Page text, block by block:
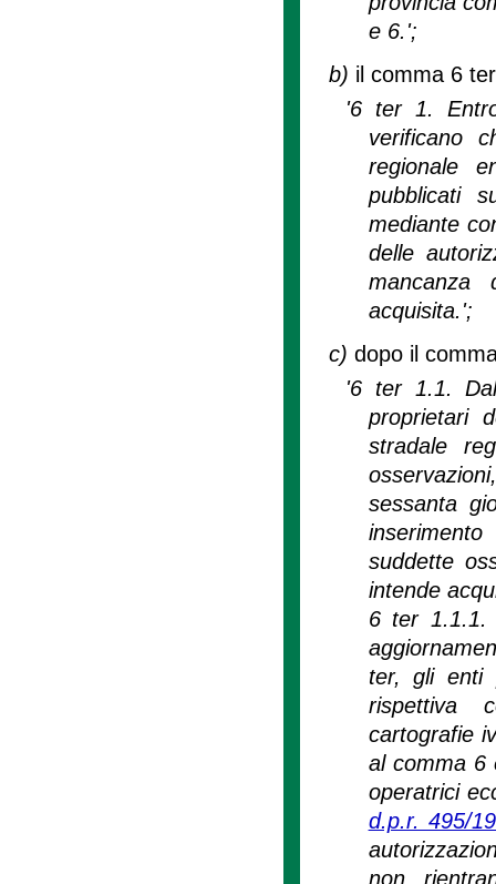
e 6.';
b) il comma 6
'6 ter 1.
verificano
regionale
pubblicati
mediante
delle
mancanza
acquisita.';
c) dopo il
'6 ter 1.1.
proprietari
stradale
sessanta
suddette
intende
6 ter 1.1.1.
ter, gli enti
rispettiva
cartografie
al comma 6
operatrici
d.p.r. 495/
non